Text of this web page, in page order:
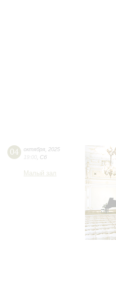
04 октября 2025
19:00 Сб
Малый зал